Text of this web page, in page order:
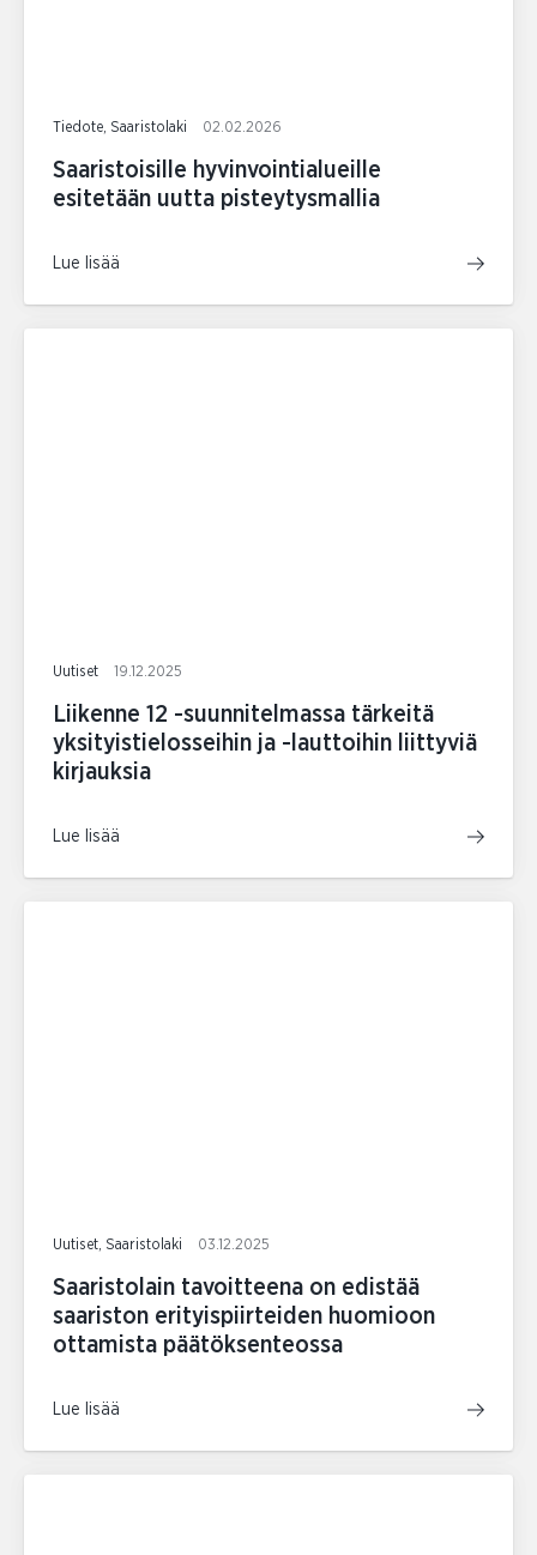
Tiedote, Saaristolaki 02.02.2026
Saaristoisille hyvinvointialueille
esitetään uutta pisteytysmallia
Lue lisää
Uutiset 19.12.2025
Liikenne 12 -suunnitelmassa tärkeitä
yksityistielosseihin ja -lauttoihin liittyviä
kirjauksia
Lue lisää
Uutiset, Saaristolaki 03.12.2025
Saaristolain tavoitteena on edistää
saariston erityispiirteiden huomioon
ottamista päätöksenteossa
Lue lisää